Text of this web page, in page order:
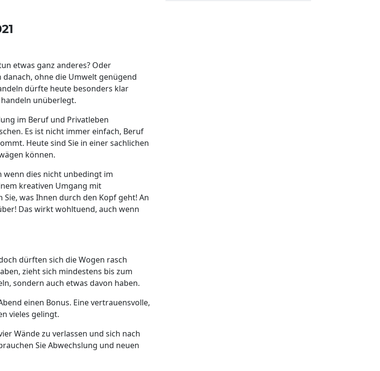
etwas ganz anderes? Oder
ohne die Umwelt genügend
dürfte heute besonders klar
unüberlegt.
im Beruf und Privatleben
Es ist nicht immer einfach, Beruf
Heute sind Sie in einer sachlichen
können.
wenn dies nicht unbedingt im
kreativen Umgang mit
was Ihnen durch den Kopf geht! An
Das wirkt wohltuend, auch wenn
dürften sich die Wogen rasch
zieht sich mindestens bis zum
sondern auch etwas davon haben.
einen Bonus. Eine vertrauensvolle,
vieles gelingt.
Wände zu verlassen und sich nach
Sie Abwechslung und neuen